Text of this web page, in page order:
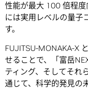
性能が最大 100 倍程
には実用レベルの量子
す。
FUJITSU-MONAKA-X
せることで、「富岳
ティング、そしてそれ
通じて、科学的発見の